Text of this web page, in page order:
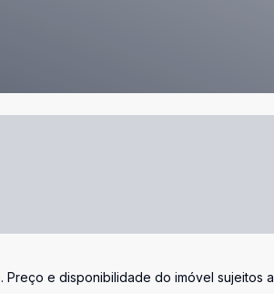
e disponibilidade do imóvel sujeitos a